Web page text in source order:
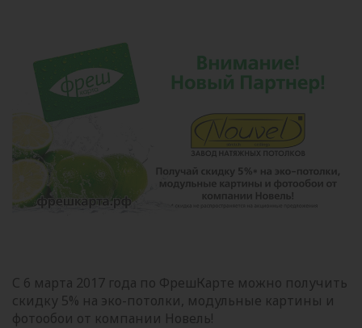
С 6 марта 2017 года по ФрешКарте можно получить
скидку 5% на эко-потолки, модульные картины и
фотообои от компании Новель!